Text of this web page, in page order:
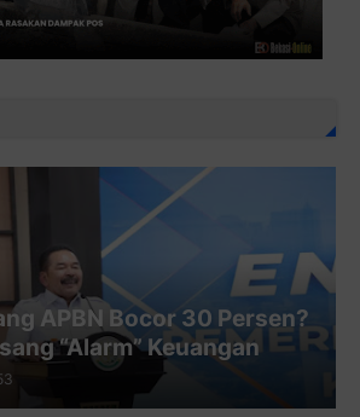
APBN Bocor 30 Persen?
“Alarm” Keuangan